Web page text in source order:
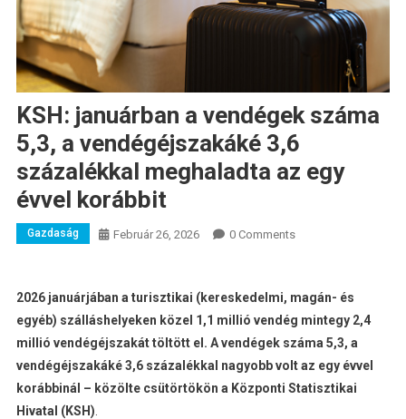
KSH: januárban a vendégek száma
5,3, a vendégéjszakáké 3,6
százalékkal meghaladta az egy
évvel korábbit
Gazdaság Február 26, 2026 0 Comments
2026 januárjában a turisztikai (kereskedelmi, magán- és
egyéb) szálláshelyeken közel 1,1 millió vendég mintegy 2,4
millió vendégéjszakát töltött el. A vendégek száma 5,3, a
vendégéjszakáké 3,6 százalékkal nagyobb volt az egy évvel
korábbinál – közölte csütörtökön a Központi Statisztikai
Hivatal (KSH)